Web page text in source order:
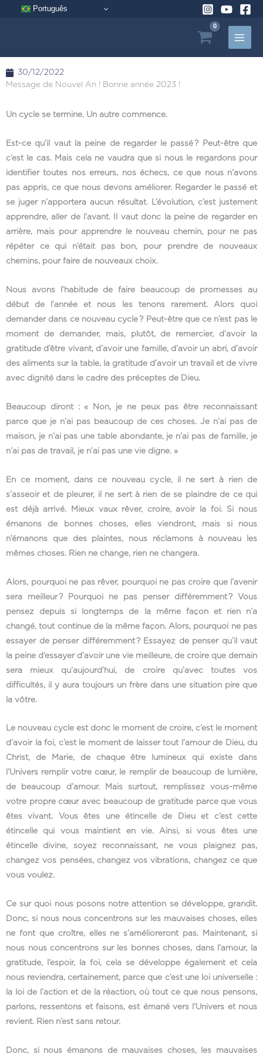
Português
30/12/2022
Message de Nouvel An ! Bonne année 2023 !
Un cycle se termine. Un autre commence.
Est-ce qu’il vaut la peine de regarder le passé ? Peut-être que
c’est le cas. Mais cela ne vaudra que si nous le regardons pour
identifier toutes nos erreurs, nos échecs, ce que nous n’avons
pas appris, ce que nous devons améliorer. Regarder le passé et
se juger n’apportera aucun résultat. L’évolution, c’est justement
apprendre, aller de l’avant. Il vaut donc la peine de regarder en
arrière, mais pour apprendre le nouveau chemin, pour ne pas
répéter ce qui n’était pas bon, pour prendre de nouveaux
chemins, pour faire de nouveaux choix.
Nous avons l’habitude de faire beaucoup de promesses au
début de l’année et nous les tenons rarement. Alors quoi
demander dans ce nouveau cycle ? Peut-être que ce n’est pas le
moment de demander, mais, plutôt, de remercier, d’avoir la
gratitude d’être vivant, d’avoir une famille, d’avoir un abri, d’avoir
des aliments sur la table, la gratitude d’avoir un travail et de vivre
avec dignité dans le cadre des préceptes de Dieu.
Beaucoup diront : « Non, je ne peux pas être reconnaissant
parce que je n’ai pas beaucoup de ces choses. Je n’ai pas de
maison, je n’ai pas une table abondante, je n’ai pas de famille, je
n’ai pas de travail, je n’ai pas une vie digne. »
En ce moment, dans ce nouveau cycle, il ne sert à rien de
s’asseoir et de pleurer, il ne sert à rien de se plaindre de ce qui
est déjà arrivé. Mieux vaux rêver, croire, avoir la foi. Si nous
émanons de bonnes choses, elles viendront, mais si nous
n’émanons que des plaintes, nous réclamons à nouveau les
mêmes choses. Rien ne change, rien ne changera.
Alors, pourquoi ne pas rêver, pourquoi ne pas croire que l’avenir
sera meilleur ? Pourquoi ne pas penser différemment ? Vous
pensez depuis si longtemps de la même façon et rien n’a
changé, tout continue de la même façon. Alors, pourquoi ne pas
essayer de penser différemment ? Essayez de penser qu’il vaut
la peine d’essayer d’avoir une vie meilleure, de croire que demain
sera mieux qu’aujourd’hui, de croire qu’avec toutes vos
difficultés, il y aura toujours un frère dans une situation pire que
la vôtre.
Le nouveau cycle est donc le moment de croire, c’est le moment
d’avoir la foi, c’est le moment de laisser tout l’amour de Dieu, du
Christ, de Marie, de chaque être lumineux qui existe dans
l’Univers remplir votre cœur, le remplir de beaucoup de lumière,
de beaucoup d’amour. Mais surtout, remplissez vous-même
votre propre cœur avec beaucoup de gratitude parce que vous
êtes vivant. Vous êtes une étincelle de Dieu et c’est cette
étincelle qui vous maintient en vie. Ainsi, si vous êtes une
étincelle divine, soyez reconnaissant, ne vous plaignez pas,
changez vos pensées, changez vos vibrations, changez ce que
vous voulez.
Ce sur quoi nous posons notre attention se développe, grandit.
Donc, si nous nous concentrons sur les mauvaises choses, elles
ne font que croître, elles ne s’amélioreront pas. Maintenant, si
nous nous concentrons sur les bonnes choses, dans l’amour, la
gratitude, l’espoir, la foi, cela se développe également et cela
nous reviendra, certainement, parce que c’est une loi universelle :
la loi de l’action et de la réaction, où tout ce que nous pensons,
parlons, ressentons et faisons, est émané vers l’Univers et nous
revient. Rien n’est sans retour.
Donc, si nous émanons de mauvaises choses, les mauvaises